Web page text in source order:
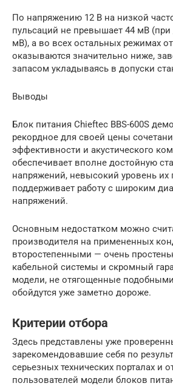
По напряжению 12 В на низкой
пульсаций не превышает 44 мВ
мВ), а во всех остальных режимах
оказываются значительно ниже,
запасом укладываясь в допуски
Выводы
Блок питания Chieftec BBS-600S
рекордное для своей цены
эффективности и акустического
обеспечивает вполне достойную
напряжений, невысокий уровень их
поддерживает работу с широким
напряжений.
Основным недостатком можно
производителя на примененных
второстепенными — очень
кабельной системы и скромный
модели, не отягощенные
обойдутся уже заметно дороже.
Критерии отбора
Здесь представлены уже
зарекомендовавшие себя по
серьезных технических порталах и
пользователей модели блоков